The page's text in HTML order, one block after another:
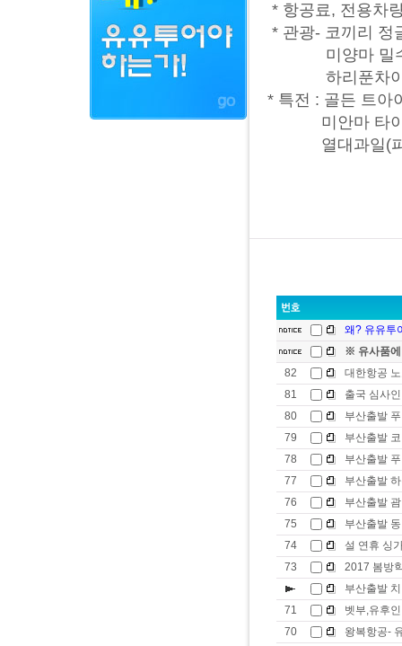
* 항공료, 전용차
* 관광- 코끼리 정
미양마 밀수 시
하리푼차이, 왓
* 특전 : 골든 트아
미안마 타이야
열대과일(파
왜? 유유투
※ 유사품에
82
대한항공
81
출국 심사
80
부산출발
79
부산출발
78
부산출발
77
부산출발
76
부산출발
75
부산출발
74
설 연휴 싱
73
2017 봄방
부산출발
71
벳부,유후
70
왕복항공-